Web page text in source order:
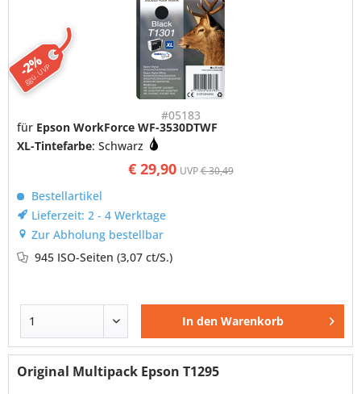
-2%
ggü. UVP
#05183
€ 29,90 UVP€ 30,49
für Epson WorkForce WF-3530DTWF
XL-Tintefarbe: Schwarz
Bestellartikel
Lieferzeit: 2 - 4 Werktage
Zur Abholung bestellbar
945 ISO-Seiten(3,07 ct/S.)
In den Warenkorb
Original Multipack Epson T1295